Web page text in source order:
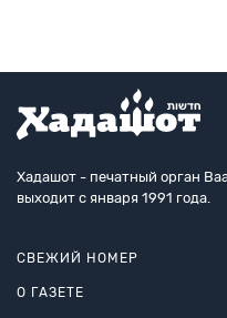
Хадашот - печатный орган
выходит с января 1991 года.
СВЕЖИЙ НОМЕР
О ГАЗЕТЕ